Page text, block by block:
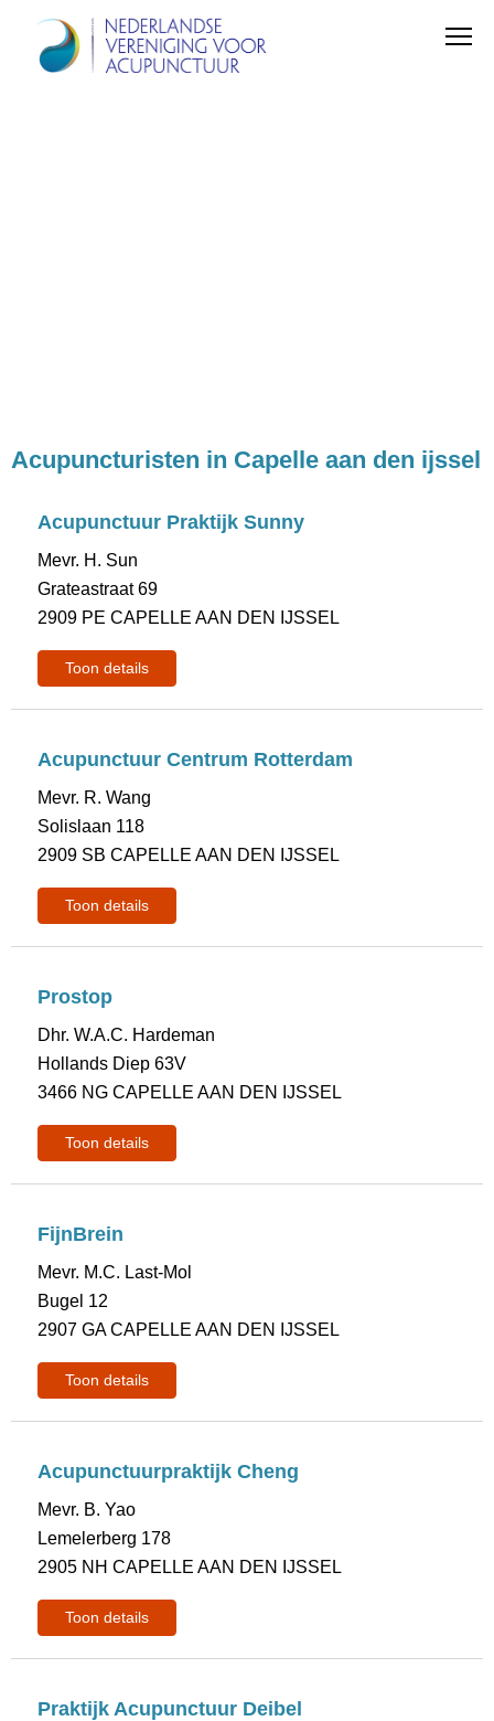
Acupuncturisten in Capelle aan den ijssel
Acupunctuur Praktijk Sunny
Mevr. H. Sun
Grateastraat 69
2909 PE CAPELLE AAN DEN IJSSEL
Toon details
Acupunctuur Centrum Rotterdam
Mevr. R. Wang
Solislaan 118
2909 SB CAPELLE AAN DEN IJSSEL
Toon details
Prostop
Dhr. W.A.C. Hardeman
Hollands Diep 63V
3466 NG CAPELLE AAN DEN IJSSEL
Toon details
FijnBrein
Mevr. M.C. Last-Mol
Bugel 12
2907 GA CAPELLE AAN DEN IJSSEL
Toon details
Acupunctuurpraktijk Cheng
Mevr. B. Yao
Lemelerberg 178
2905 NH CAPELLE AAN DEN IJSSEL
Toon details
Praktijk Acupunctuur Deibel